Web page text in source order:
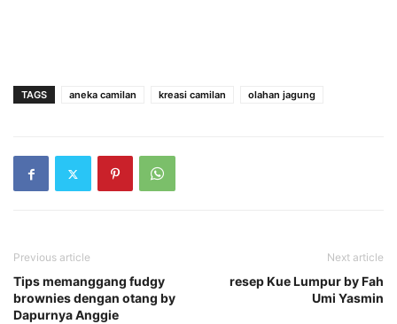
TAGS aneka camilan kreasi camilan olahan jagung
Previous article
Tips memanggang fudgy
brownies dengan otang by
Dapurnya Anggie
Next article
resep Kue Lumpur by Fah
Umi Yasmin